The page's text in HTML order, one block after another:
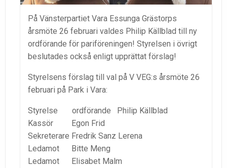
På Vänsterpartiet Vara Essunga Grästorps
årsmöte 26 februari valdes Philip Källblad till ny
ordförande för pariföreningen! Styrelsen i övrigt
beslutades också enligt upprättat förslag!
Styrelsens förslag till val på V VEG:s årsmöte 26
februari på Park i Vara:
Styrelse ordförande Philip Källblad
Kassör Egon Frid
Sekreterare Fredrik Sanz Lerena
Ledamot Bitte Meng
Ledamot Elisabet Malm